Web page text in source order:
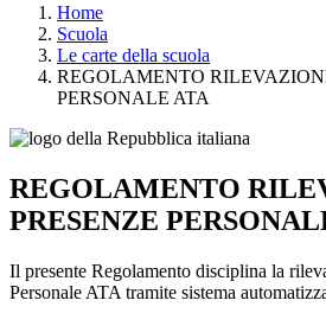
Home
Scuola
Le carte della scuola
REGOLAMENTO
PERSONALE ATA
REGOLAMENTO
PRESENZE
Il presente Regolamento disciplina la
Personale ATA tramite sistema